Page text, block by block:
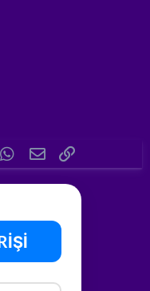
WhatsApp
E-posta